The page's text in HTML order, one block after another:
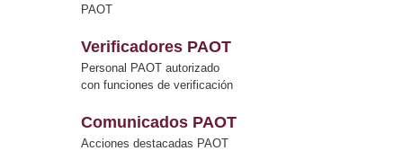
PAOT
Verificadores PAOT
Personal PAOT autorizado
con funciones de verificación
Comunicados PAOT
Acciones destacadas PAOT